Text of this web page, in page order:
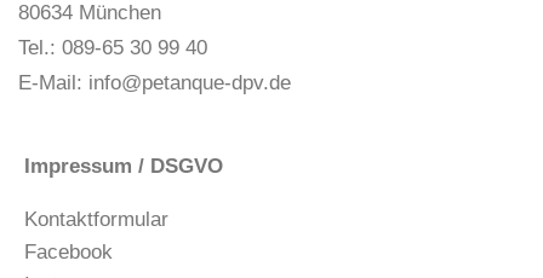
80634 München
Tel.: 089-65 30 99 40
E-Mail: info@petanque-dpv.de
Impressum / DSGVO
Kontaktformular
Facebook